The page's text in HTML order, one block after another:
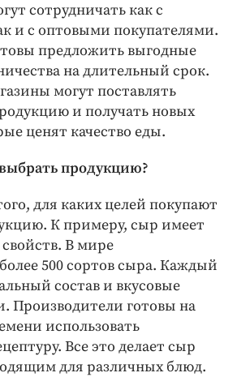
сотрудничать как с
и с оптовыми покупателями.
предложить выгодные
на длительный срок.
могут поставлять
и получать новых
ценят качество еды.
продукцию?
для каких целей покупают
К примеру, сыр имеет
В мире
500 сортов сыра. Каждый
состав и вкусовые
Производители готовы на
использовать
Все это делает сыр
для различных блюд.